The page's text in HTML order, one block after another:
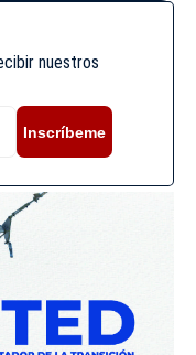
nuestros
Inscríbeme